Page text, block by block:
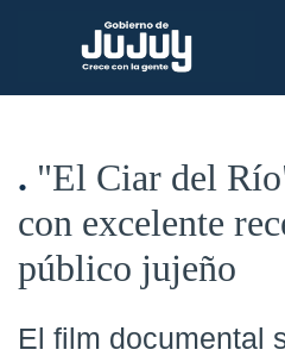
"El Ciar del
con excelente
público jujeño
El film documental